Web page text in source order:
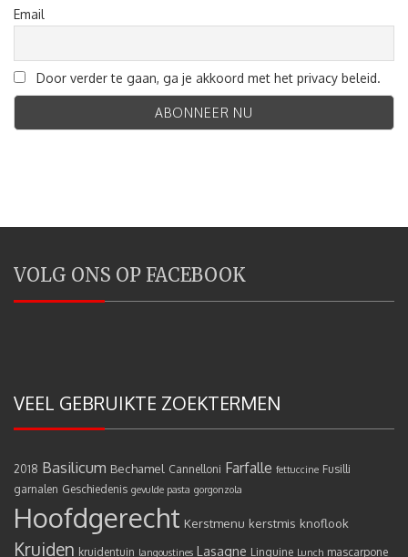
Email
Door verder te gaan, ga je akkoord met het privacy beleid.
VOLG ONS OP FACEBOOK
VEEL GEBRUIKTE ZOEKTERMEN
2018 Basilicum Bechamel Cannelloni Farfalle fettuccine Fusilli
garnalen Geschiedenis gevulde pasta gorgonzola
Hoofdgerecht Kerstmenu kerstmis knoflook
Kruiden kruidentuin langoustines Lasagne Linguine Lunch mascarpone